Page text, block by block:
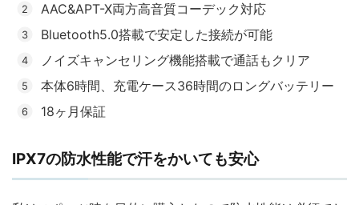
AAC&APT-X両方高音質コーデック対応
Bluetooth5.0搭載で安定した接続が可能
ノイズキャンセリング機能搭載で通話もクリア
本体6時間、充電ケース36時間のロングバッテリー
18ヶ月保証
IPX7の防水性能で汗をかいても安心